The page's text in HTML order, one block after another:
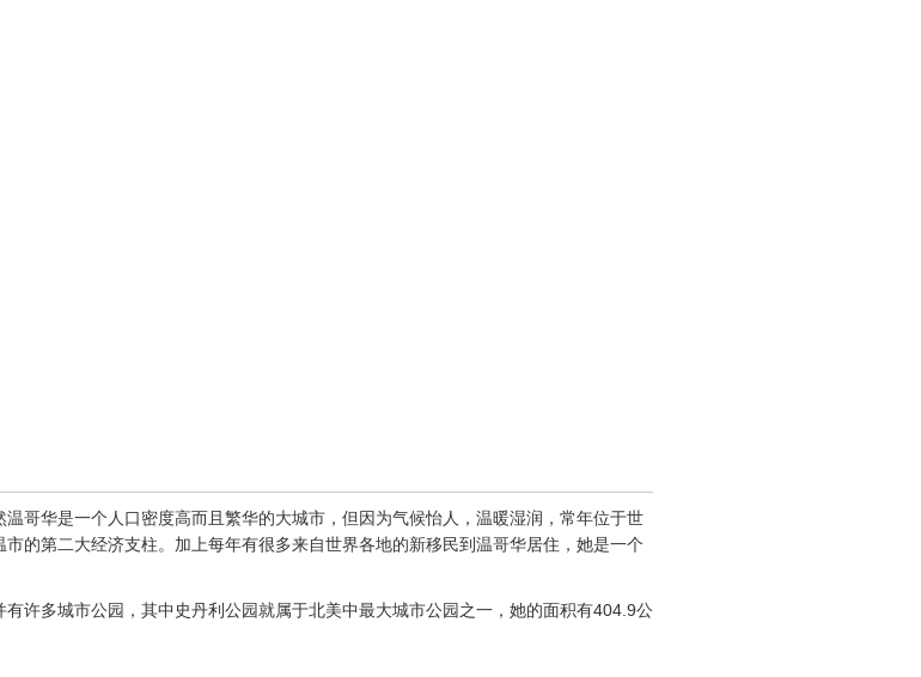
哥华是一个人口密度高而且繁华的大城市，但因为气候怡人，温暖湿润，常年位于世
的第二大经济支柱。加上每年有很多来自世界各地的新移民到温哥华居住，她是一个
许多城市公园，其中史丹利公园就属于北美中最大城市公园之一，她的面积有404.9公